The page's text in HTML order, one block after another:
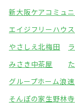
新大阪ケアコミュ
エイジフリーハウ
やさしえ北梅田
みさき中茶屋
グループホーム浪
そんぽの家生野林寺